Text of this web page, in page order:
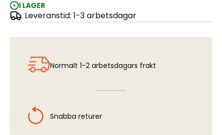
I LAGER
Leveranstid: 1-3 arbetsdagar
Fluorescent Rose
Normalt 1-2 arbetsdagars frakt
Snabba returer